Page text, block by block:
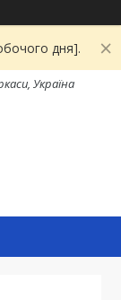
дня].
Україна